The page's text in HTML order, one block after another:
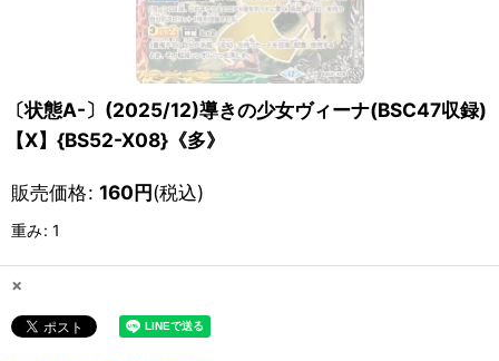
〔状態A-〕(2025/12)導きの少女ヴィーナ(BSC47収録)
【X】{BS52-X08}《多》
販売価格: 160円(税込)
重み: 1
×